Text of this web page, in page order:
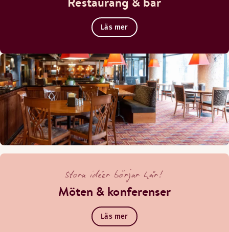
Läs mer
Stora idéer börjar här!
Möten & konferenser
Läs mer